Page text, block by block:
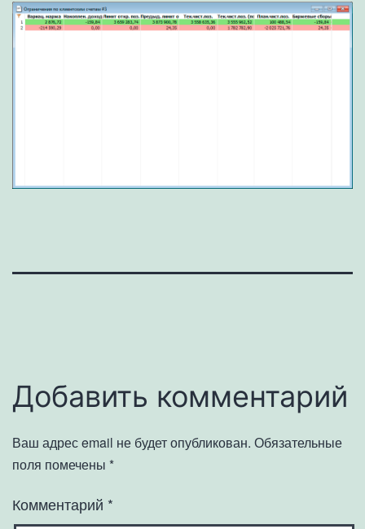
Добавить комментарий
Ваш адрес email не будет опубликован. Обязательные
поля помечены *
Комментарий *